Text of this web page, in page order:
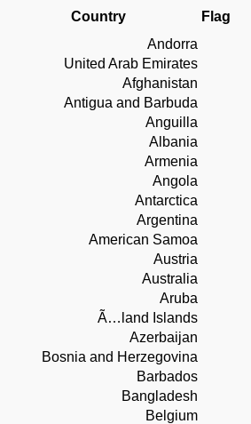
Flag
Country
Andorra
United Arab Emirates
Afghanistan
Antigua and Barbuda
Anguilla
Albania
Armenia
Angola
Antarctica
Argentina
American Samoa
Austria
Australia
Aruba
Ã…land Islands
Azerbaijan
Bosnia and Herzegovina
Barbados
Bangladesh
Belgium